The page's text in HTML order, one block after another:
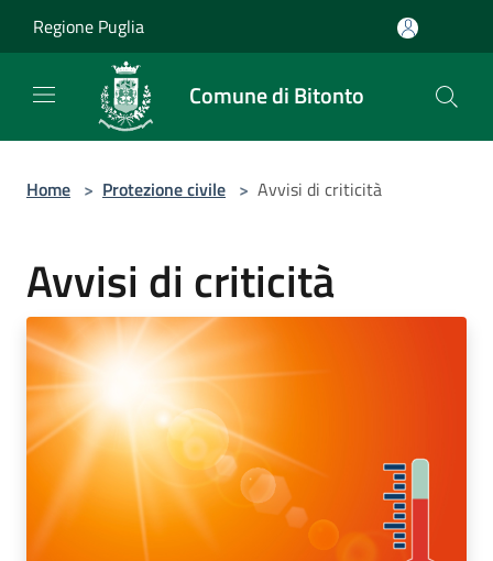
Regione Puglia
Comune di Bitonto
Home > Protezione civile > Avvisi di criticità
Avvisi di criticità